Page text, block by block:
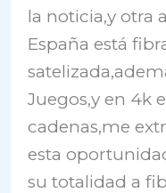
la noticia,y otra
España está
Juegos,y en 4k
cadenas,me
esta
su totalidad a